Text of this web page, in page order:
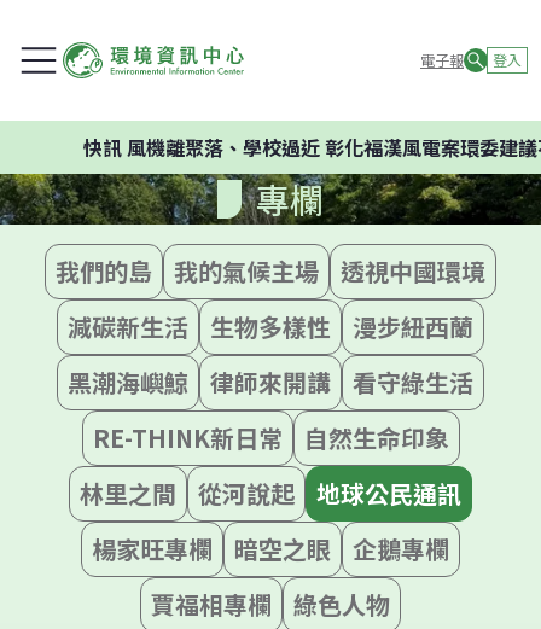
電子報 登入
風機離聚落、學校過近 彰化福漢風電案環委建議不應
專欄
我們的島 我的氣候主場
透視中國環境
減碳新生活
生物多樣性
漫步紐西蘭
黑潮海嶼鯨
律師來開講
看守綠生活
RE-THINK新日常
自然生命印象
林里之間
從河說起
地球公民通訊
楊家旺專欄
暗空之眼
企鵝專欄
賈福相專欄
綠色人物